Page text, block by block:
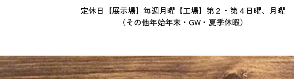
定休日【展示場】毎週月曜【工場】第２・第４日曜、月曜
（その他年始年末・GW・夏季休暇）